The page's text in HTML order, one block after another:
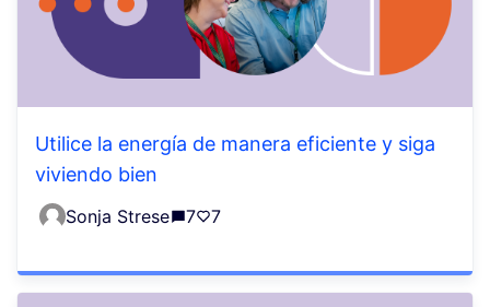
Utilice la energía de manera eficiente y siga
viviendo bien
Sonja Strese 7 7